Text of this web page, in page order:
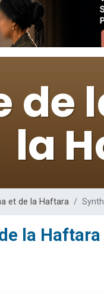
radio : Visions de grandeur
de demander une
pour étudier en groupe
donner son Maasser
de faire un don pour
de faire un don pour
de demander une
pour étudier en groupe
et de la Haftara
la